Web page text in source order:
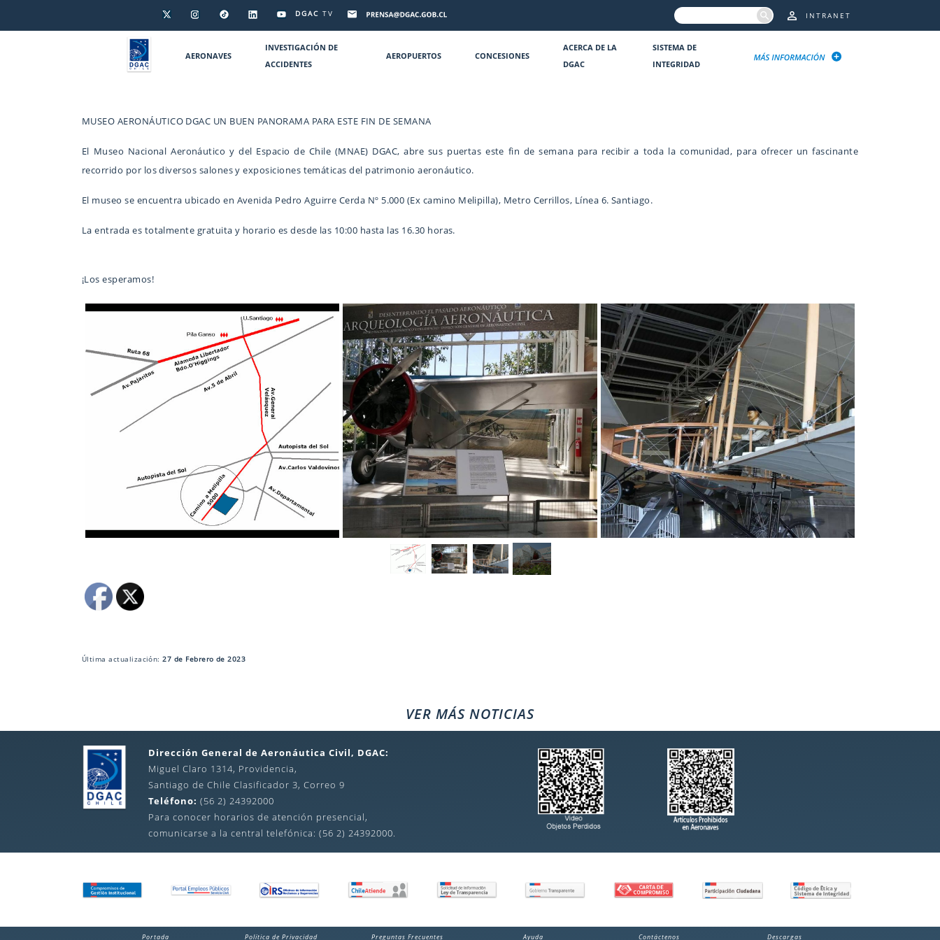
DGAC TV INTRANET
AERONAVES
INVESTIGACIÓN DE
ACCIDENTES
AEROPUERTOS CONCESIONES
ACERCA DE LA
DGAC
SISTEMA DE
INTEGRIDAD
MUSEO AERONÁUTICO DGAC UN BUEN PANORAMA PARA ESTE FIN DE SEMANA
El Museo Nacional Aeronáutico y del Espacio de Chile (MNAE) DGAC, abre sus puertas este fin de semana para recibir a toda la comunidad, para ofrecer un fascinante
recorrido por los diversos salones y exposiciones temáticas del patrimonio aeronáutico.
El museo se encuentra ubicado en Avenida Pedro Aguirre Cerda Nº 5.000 (Ex camino Melipilla), Metro Cerrillos, Línea 6. Santiago.
La entrada es totalmente gratuita y horario es desde las 10:00 hasta las 16.30 horas.
¡Los esperamos!
Última actualización:27 de Febrero de 2023
VER MÁS NOTICIAS
Dirección General de Aeronáutica Civil, DGAC:
Miguel Claro 1314, Providencia,
Santiago de Chile Clasificador 3, Correo 9
Teléfono: (56 2) 24392000
Para conocer horarios de atención presencial,
comunicarse a la central telefónica: (56 2) 24392000.
Portada Política de Privacidad Preguntas Frecuentes Ayuda Contáctenos Descargas